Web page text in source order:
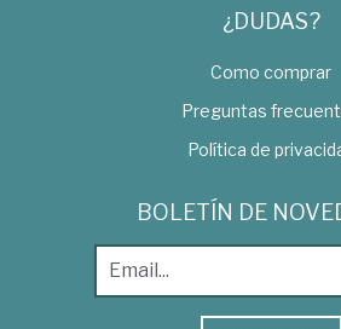
¿DUDAS?
Como comprar
Preguntas
Política de
BOLETÍN DE